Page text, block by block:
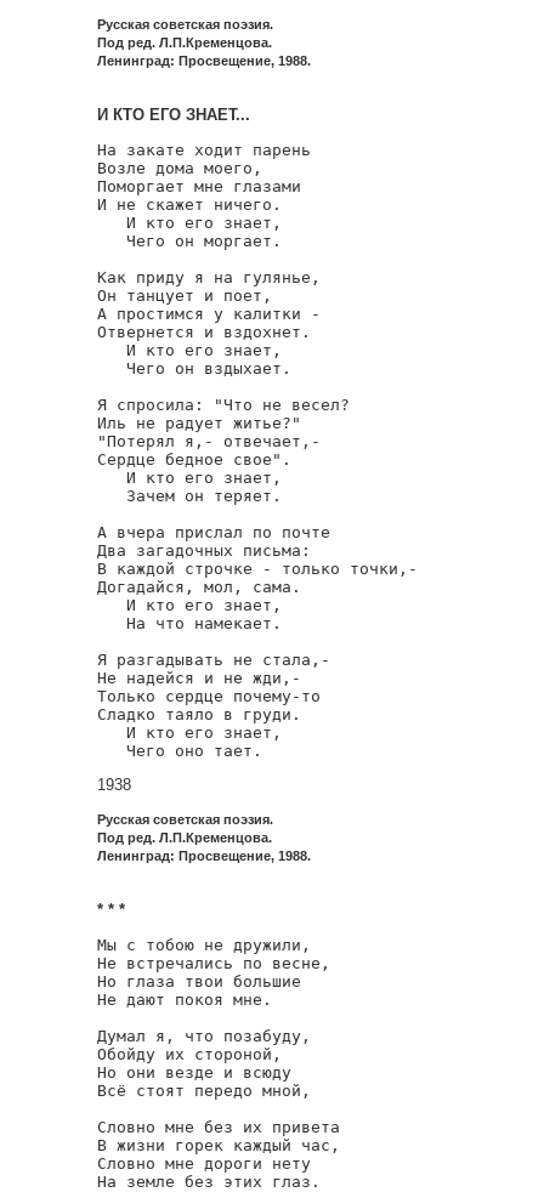
Русская советская поэзия.
Под ред. Л.П.Кременцова.
Ленинград: Просвещение, 1988.
И КТО ЕГО ЗНАЕТ...
На закате ходит парень
Возле дома моего,
Поморгает мне глазами
И не скажет ничего.
   И кто его знает,
   Чего он моргает.
Как приду я на гулянье,
Он танцует и поет,
А простимся у калитки -
Отвернется и вздохнет.
   И кто его знает,
   Чего он вздыхает.
Я спросила: "Что не весел?
Иль не радует житье?"
"Потерял я,- отвечает,-
Сердце бедное свое".
   И кто его знает,
   Зачем он теряет.
А вчера прислал по почте
Два загадочных письма:
В каждой строчке - только точки,-
Догадайся, мол, сама.
   И кто его знает,
   На что намекает.
Я разгадывать не стала,-
Не надейся и не жди,-
Только сердце почему-то
Сладко таяло в груди.
   И кто его знает,
   Чего оно тает.
1938
Русская советская поэзия.
Под ред. Л.П.Кременцова.
Ленинград: Просвещение, 1988.
* * *
Мы с тобою не дружили,
Не встречались по весне,
Но глаза твои большие
Не дают покоя мне.
Думал я, что позабуду,
Обойду их стороной,
Но они везде и всюду
Всё стоят передо мной,
Словно мне без их привета
В жизни горек каждый час,
Словно мне дороги нету
На земле без этих глаз.